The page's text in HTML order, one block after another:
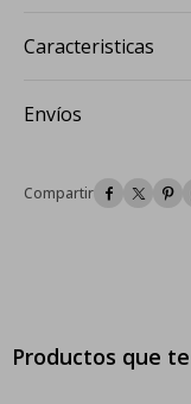
Caracteristicas
Envíos
  
Productos que